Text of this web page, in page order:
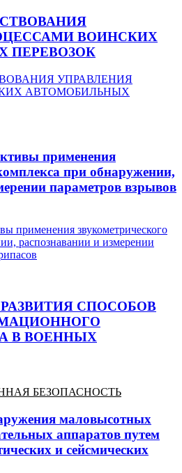
ВОИНСКИХ
ПЕРЕВОЗОК
применения
при обнаружении,
параметров взрывов
СПОСОБОВ
В ВОЕННЫХ
БЕЗОПАСНОСТЬ
маловысотных
аппаратов путем
и сейсмических